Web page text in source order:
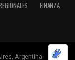
FINANZA
Argentina